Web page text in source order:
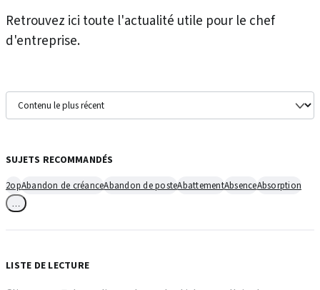
Retrouvez ici toute l'actualité utile pour le chef
d'entreprise.
SUJETS RECOMMANDÉS
2opAbandon de créanceAbandon de posteAbattementAbsenceAbsorption
LISTE DE LECTURE